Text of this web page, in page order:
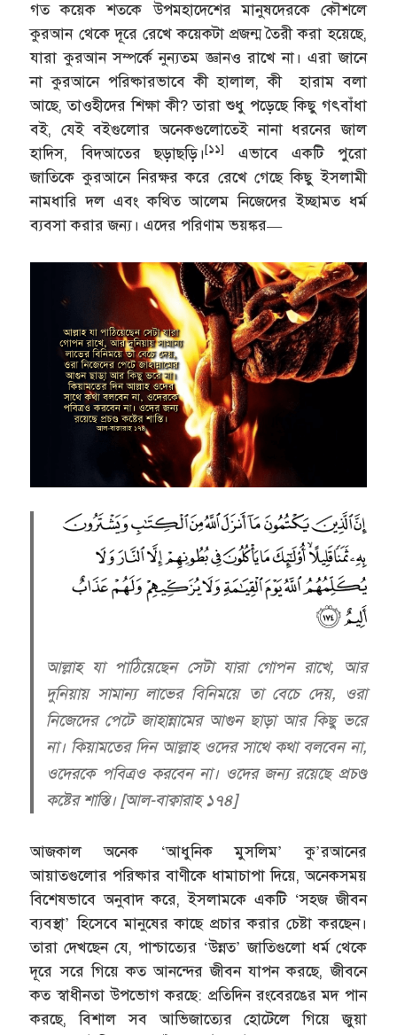
গত কয়েক শতকে উপমহাদেশের মানুষদেরকে কৌশলে
কুরআন থেকে দূরে রেখে কয়েকটা প্রজন্ম তৈরী করা হয়েছে,
যারা কুরআন সম্পর্কে নুন্যতম জ্ঞানও রাখে না। এরা জানে
না কুরআনে পরিষ্কারভাবে কী হালাল, কী হারাম বলা
আছে, তাওহীদের শিক্ষা কী? তারা শুধু পড়েছে কিছু গৎবাঁধা
বই, যেই বইগুলোর অনেকগুলোতেই নানা ধরনের জাল
হাদিস, বিদআতের ছড়াছড়ি।[১১]
এভাবে একটি পুরো
জাতিকে কুরআনে নিরক্ষর করে রেখে গেছে কিছু ইসলামী
নামধারি দল এবং কথিত আলেম নিজেদের ইচ্ছামত ধর্ম
ব্যবসা করার জন্য। এদের পরিণাম ভয়ঙ্কর—
আল্লাহ যা পাঠিয়েছেন সেটা যারা গোপন রাখে, আর
দুনিয়ায় সামান্য লাভের বিনিময়ে তা বেচে দেয়, ওরা
নিজেদের পেটে জাহান্নামের আগুন ছাড়া আর কিছু ভরে
না। কিয়ামতের দিন আল্লাহ ওদের সাথে কথা বলবেন না,
ওদেরকে পবিত্রও করবেন না। ওদের জন্য রয়েছে প্রচণ্ড
কষ্টের শাস্তি। [আল-বাক্বারাহ ১৭৪]
আজকাল অনেক ‘আধুনিক মুসলিম’ কু’রআনের
আয়াতগুলোর পরিষ্কার বাণীকে ধামাচাপা দিয়ে, অনেকসময়
বিশেষভাবে অনুবাদ করে, ইসলামকে একটি ‘সহজ জীবন
ব্যবস্থা’ হিসেবে মানুষের কাছে প্রচার করার চেষ্টা করছেন।
তারা দেখছেন যে, পাশ্চাত্যের ‘উন্নত’ জাতিগুলো ধর্ম থেকে
দূরে সরে গিয়ে কত আনন্দের জীবন যাপন করছে, জীবনে
কত স্বাধীনতা উপভোগ করছে: প্রতিদিন রংবেরঙের মদ পান
করছে, বিশাল সব আভিজাত্যের হোটেলে গিয়ে জুয়া